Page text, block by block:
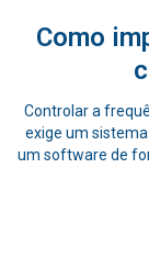
Como
Controlar a
exige um
um software de